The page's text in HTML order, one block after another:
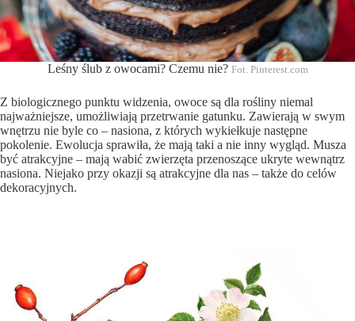
Leśny ślub z owocami? Czemu nie? Fot. Pinterest.com
Z biologicznego punktu widzenia, owoce są dla rośliny niemal
najważniejsze, umożliwiają przetrwanie gatunku. Zawierają w swym
wnętrzu nie byle co – nasiona, z których wykiełkuje następne
pokolenie. Ewolucja sprawiła, że mają taki a nie inny wygląd. Musza
być atrakcyjne – mają wabić zwierzęta przenoszące ukryte wewnątrz
nasiona. Niejako przy okazji są atrakcyjne dla nas – także do celów
dekoracyjnych.